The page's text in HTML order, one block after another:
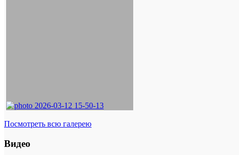
Посмотреть всю галерею
Видео